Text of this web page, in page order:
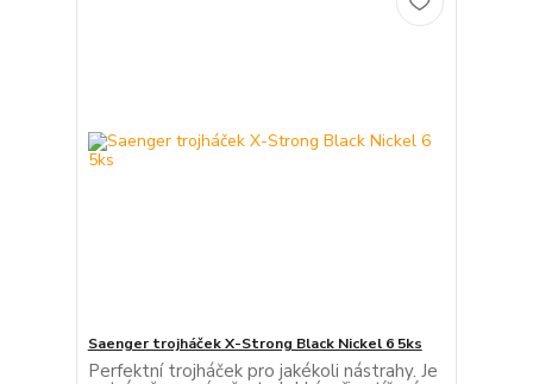
Saenger trojháček X-Strong Black Nickel 6 5ks
Perfektní trojháček pro jakékoli nástrahy. Je